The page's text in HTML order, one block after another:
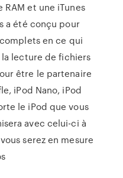
RAM et une iTunes
a été conçu pour
en ce qui
lecture de fichiers
être le partenaire
iPod Nano, iPod
le iPod que vous
avec celui-ci à
serez en mesure